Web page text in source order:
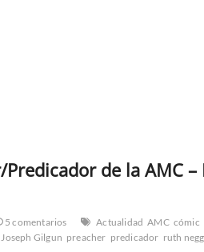
de la AMC
5 comentarios Actualidad AMC cómic
Joseph Gilgun preacher predicador ruth